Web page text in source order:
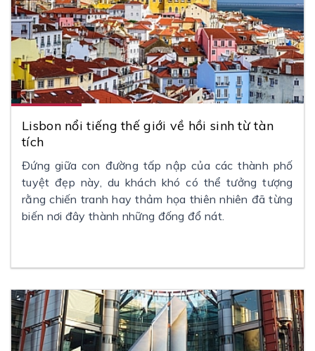
Lisbon nổi tiếng thế giới về hồi sinh từ tàn
tích
Đứng giữa con đường tấp nập của các thành phố
tuyệt đẹp này, du khách khó có thể tưởng tượng
rằng chiến tranh hay thảm họa thiên nhiên đã từng
biến nơi đây thành những đống đổ nát.